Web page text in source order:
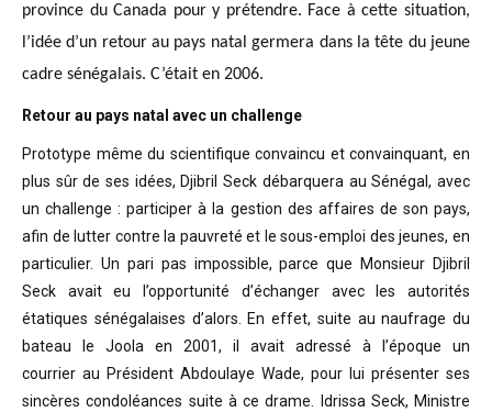
province du Canada pour y prétendre. Face à cette situation,
l’idée d’un retour au pays natal germera dans la tête du jeune
cadre sénégalais. C’était en 2006.
Retour au pays natal avec un challenge
Prototype même du scientifique convaincu et convainquant, en
plus sûr de ses idées, Djibril Seck débarquera au Sénégal, avec
un challenge : participer à la gestion des affaires de son pays,
afin de lutter contre la pauvreté et le sous-emploi des jeunes, en
particulier. Un pari pas impossible, parce que Monsieur Djibril
Seck avait eu l’opportunité d’échanger avec les autorités
étatiques sénégalaises d’alors. En effet, suite au naufrage du
bateau le Joola en 2001, il avait adressé à l’époque un
courrier au Président Abdoulaye Wade, pour lui présenter ses
sincères condoléances suite à ce drame. Idrissa Seck, Ministre